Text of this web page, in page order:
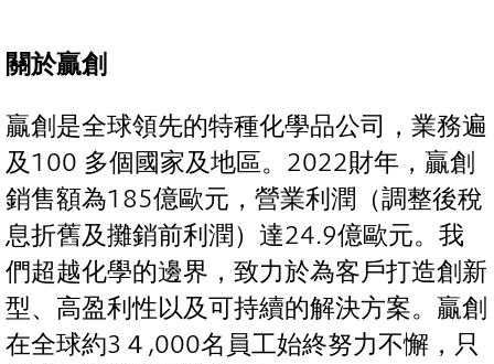
關於贏創
贏創是全球領先的特種化學品公司，業務遍
及100 多個國家及地區。2022財年，贏創
銷售額為185億歐元，營業利潤（調整後稅
息折舊及攤銷前利潤）達24.9億歐元。我
們超越化學的邊界，致力於為客戶打造創新
型、高盈利性以及可持續的解決方案。贏創
在全球約3４,000名員工始終努力不懈，只